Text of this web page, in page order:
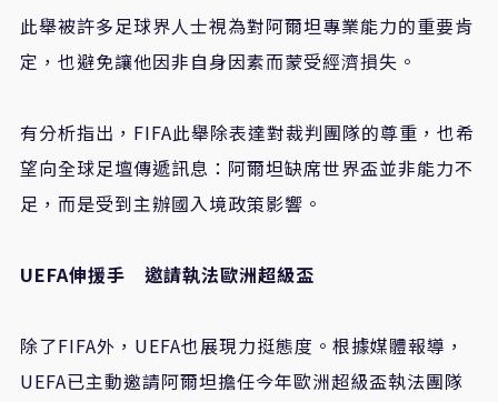
此舉被許多足球界人士視為對阿爾坦專業能力的重要肯
定，也避免讓他因非自身因素而蒙受經濟損失。
有分析指出， FIFA此舉除表達對裁判團隊的尊重，也希
望向全球足壇傳遞訊息：阿爾坦缺席世界盃並非能力不
足，而是受到主辦國入境政策影響。
UEFA伸援手 邀請執法歐洲超級盃
除了FIFA外， UEFA也展現力挺態度。根據媒體報導，
UEFA已主動邀請阿爾坦擔任今年歐洲超級盃執法團隊